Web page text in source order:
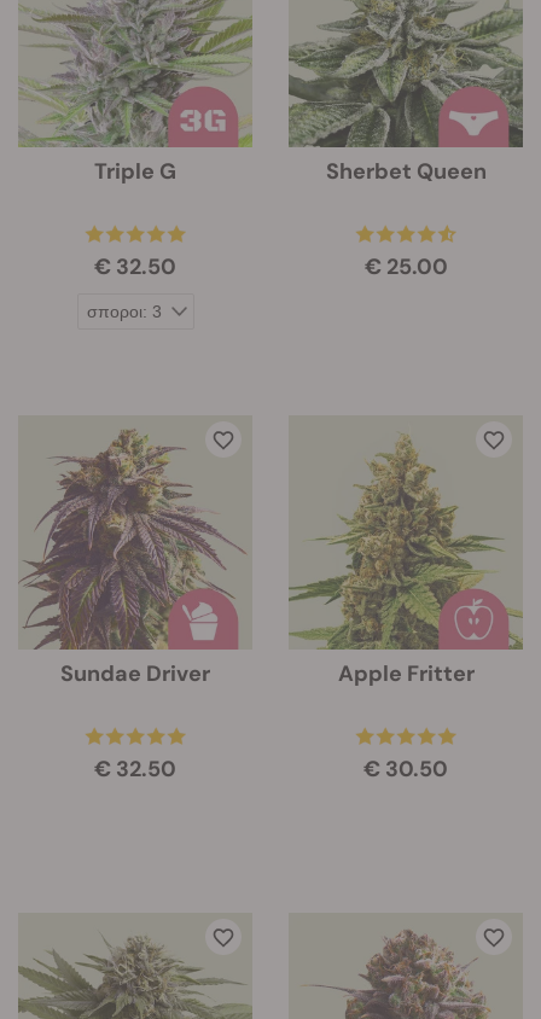
Triple G
€ 32.50
Sherbet Queen
€ 25.00
Sundae Driver
€ 32.50
Apple Fritter
€ 30.50